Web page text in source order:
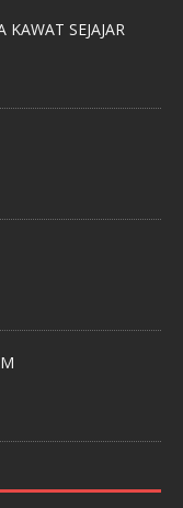
SEJAJAR